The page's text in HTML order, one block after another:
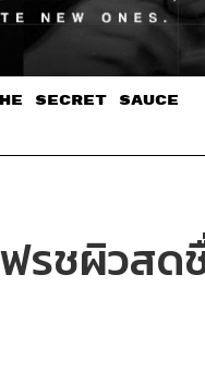
SECRET SAUCE​
ฟรชผิวส